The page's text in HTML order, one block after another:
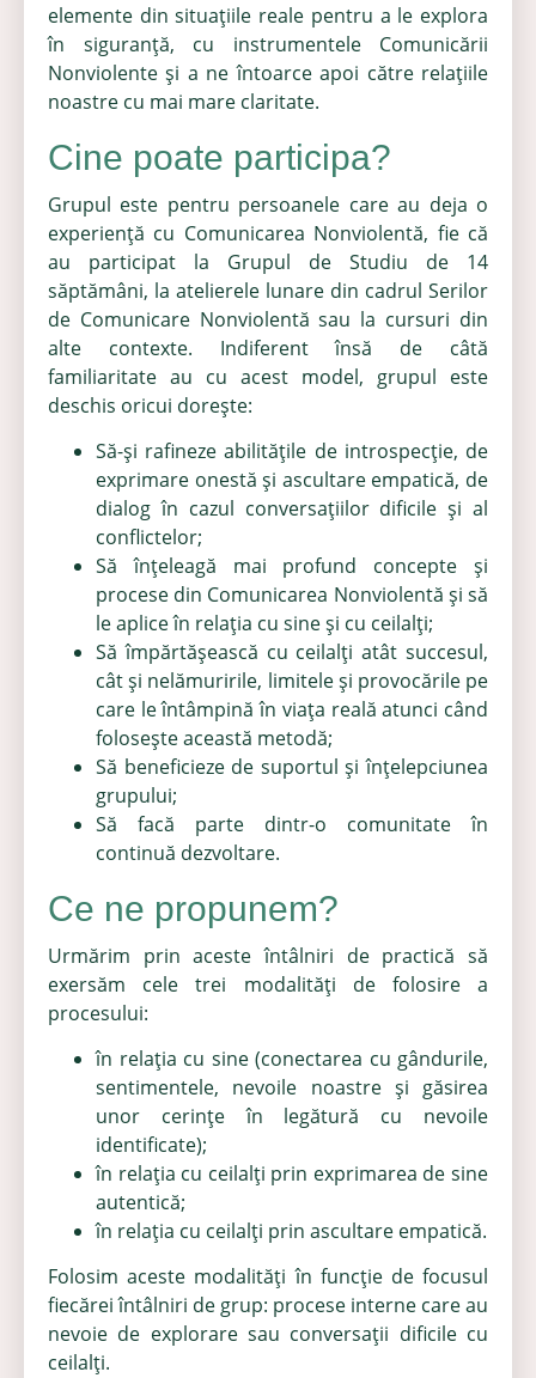
elemente din situaţiile reale pentru a le explora
în siguranţă, cu instrumentele Comunicării
Nonviolente şi a ne întoarce apoi către relaţiile
noastre cu mai mare claritate.
Cine poate participa?
Grupul este pentru persoanele care au deja o
experienţă cu Comunicarea Nonviolentă, fie că
au participat la Grupul de Studiu de 14
săptămâni, la atelierele lunare din cadrul Serilor
de Comunicare Nonviolentă sau la cursuri din
alte contexte. Indiferent însă de câtă
familiaritate au cu acest model, grupul este
deschis oricui doreşte:
Să-şi rafineze abilităţile de introspecţie, de
exprimare onestă şi ascultare empatică, de
dialog în cazul conversaţiilor dificile şi al
conflictelor;
Să înţeleagă mai profund concepte şi
procese din Comunicarea Nonviolentă şi să
le aplice în relaţia cu sine şi cu ceilalți;
Să împărtăşească cu ceilalţi atât succesul,
cât şi nelămuririle, limitele şi provocările pe
care le întâmpină în viaţa reală atunci când
foloseşte această metodă;
Să beneficieze de suportul şi înţelepciunea
grupului;
Să facă parte dintr-o comunitate în
continuă dezvoltare.
Ce ne propunem?
Urmărim prin aceste întâlniri de practică să
exersăm cele trei modalități de folosire a
procesului:
în relația cu sine (conectarea cu gândurile,
sentimentele, nevoile noastre și găsirea
unor cerințe în legătură cu nevoile
identificate);
în relația cu ceilalți prin exprimarea de sine
autentică;
în relația cu ceilalți prin ascultare empatică.
Folosim aceste modalități în funcție de focusul
fiecărei întâlniri de grup: procese interne care au
nevoie de explorare sau conversații dificile cu
ceilalți.